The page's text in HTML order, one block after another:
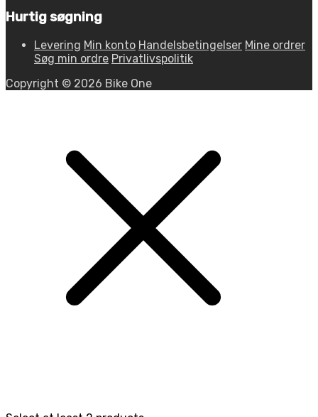
Hurtig søgning
Levering Min konto Handelsbetingelser Mine ordrer
Søg min ordre Privatlivspolitik
Copyright © 2026 Bike One